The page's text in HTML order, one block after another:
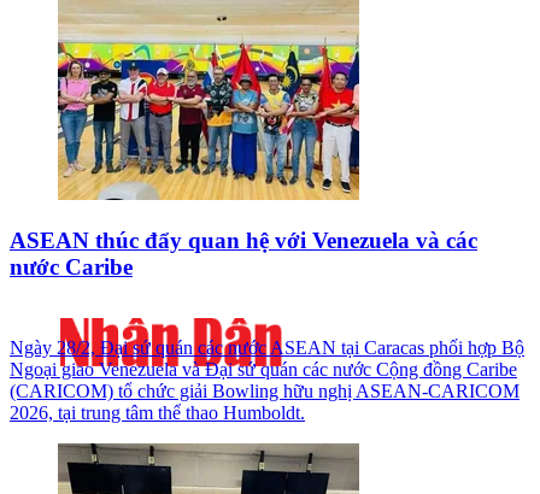
ASEAN thúc đẩy quan hệ với Venezuela và các
nước Caribe
Ngày 28/2, Đại sứ quán các nước ASEAN tại Caracas phối hợp Bộ
Ngoại giao Venezuela và Đại sứ quán các nước Cộng đồng Caribe
(CARICOM) tổ chức giải Bowling hữu nghị ASEAN-CARICOM
2026, tại trung tâm thể thao Humboldt.